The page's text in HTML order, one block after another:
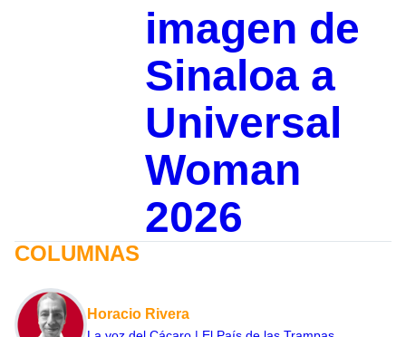
imagen de
Sinaloa a
Universal
Woman
2026
COLUMNAS
Horacio Rivera